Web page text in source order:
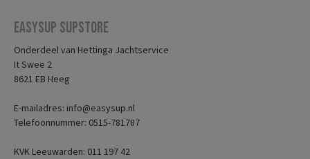
Easysup Supstore
Onderdeel van Hettinga Jachtservice
It Swee 2
8621 EB Heeg
E-mailadres: info@easysup.nl
Telefoonnummer: 0515-781787
KVK Leeuwarden: 011 197 42